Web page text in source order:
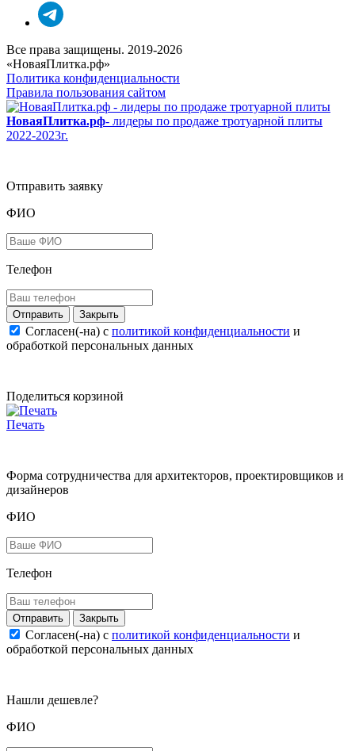
Все права защищены. 2019-2026
«НоваяПлитка.рф»
Политика конфиденциальности
Правила пользования сайтом
НоваяПлитка.рф- лидеры по продаже тротуарной плиты
2022-2023г.
Отправить заявку
ФИО
Телефон
Закрыть
Согласен(-на) c политикой конфиденциальности и
обработкой персональных данных
Поделиться корзиной
Печать
Форма сотрудничества для архитекторов, проектировщиков и
дизайнеров
ФИО
Телефон
Закрыть
Согласен(-на) c политикой конфиденциальности и
обработкой персональных данных
Нашли дешевле?
ФИО